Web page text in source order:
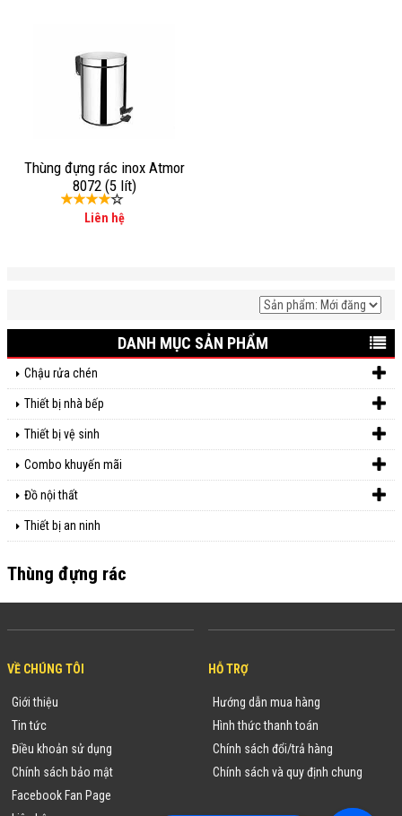
Thùng đựng rác inox Atmor
8072 (5 lít)
Liên hệ
DANH MỤC SẢN PHẨM
Chậu rửa chén
Thiết bị nhà bếp
Thiết bị vệ sinh
Combo khuyến mãi
Đồ nội thất
Thiết bị an ninh
Thùng đựng rác
VỀ CHÚNG TÔI
Giới thiệu
Tin tức
Điều khoản sử dụng
Chính sách bảo mật
Facebook Fan Page
HỖ TRỢ
Hướng dẫn mua hàng
Hình thức thanh toán
Chính sách đổi/trả hàng
Chính sách và quy định chung